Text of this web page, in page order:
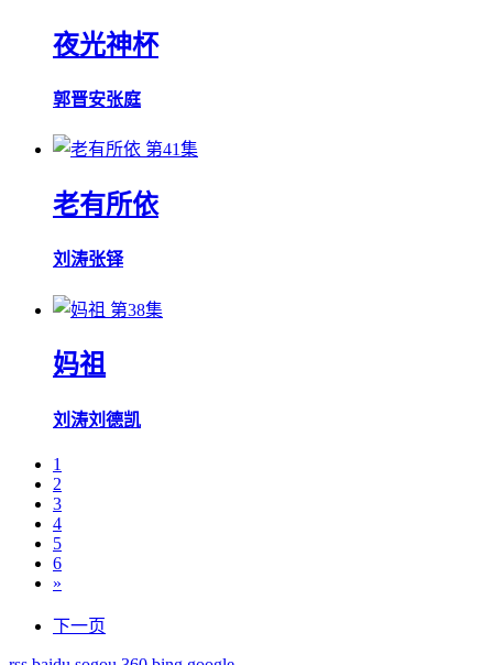
夜光神杯
郭晋安张庭
第41集
老有所依
刘涛张铎
第38集
妈祖
刘涛刘德凯
1
2
3
4
5
6
»
下一页